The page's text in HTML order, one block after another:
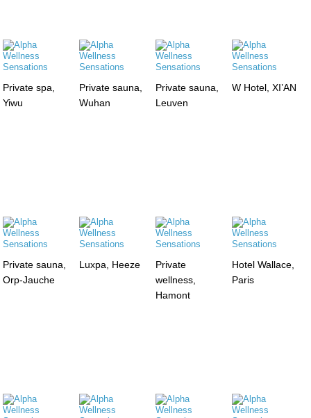
Private spa,
Yiwu
Private sauna,
Wuhan
Private sauna,
Leuven
W Hotel, XI’AN
Private sauna,
Orp-Jauche
Luxpa, Heeze
Private
wellness,
Hamont
Hotel Wallace,
Paris